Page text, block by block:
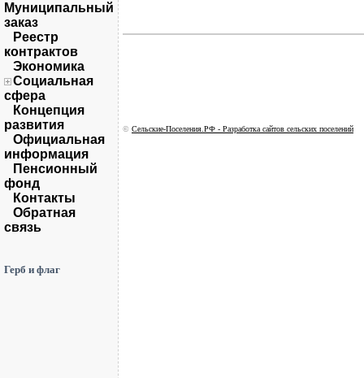
Муниципальный
заказ
Реестр
контрактов
Экономика
Социальная
сфера
Концепция
развития
Официальная
информация
Пенсионный
фонд
Контакты
Обратная
связь
Герб и флаг
© Сельские-Поселения.РФ - Разработка сайтов сельских поселений